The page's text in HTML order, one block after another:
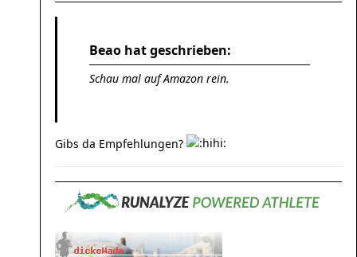
Beao hat geschrieben:
Schau mal auf Amazon rein.
Gibs da Empfehlungen?